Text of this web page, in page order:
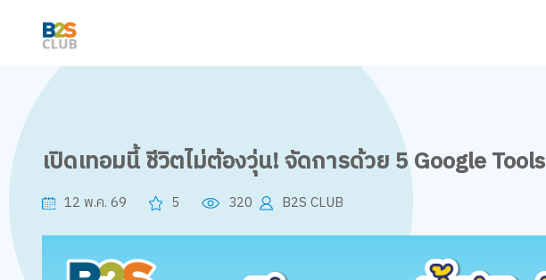
เปิดเทอมนี้ ชีวิตไม่ต้องวุ่น! จัดการด้วย 5 Google Tools
12 พ.ค. 69 5 320 B2S CLUB